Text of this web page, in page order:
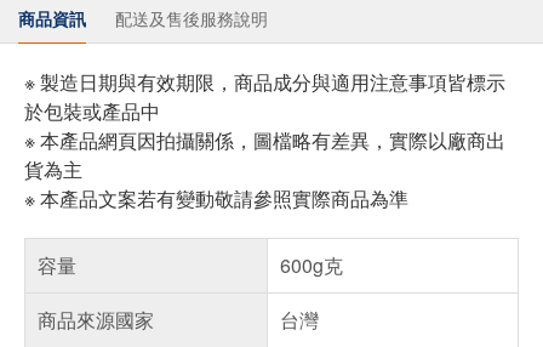
商品資訊 配送及售後服務說明
※ 製造日期與有效期限，商品成分與適用注意事項皆標示
於包裝或產品中
※ 本產品網頁因拍攝關係，圖檔略有差異，實際以廠商出
貨為主
※ 本產品文案若有變動敬請參照實際商品為準
容量
600g克
商品來源國家
台灣